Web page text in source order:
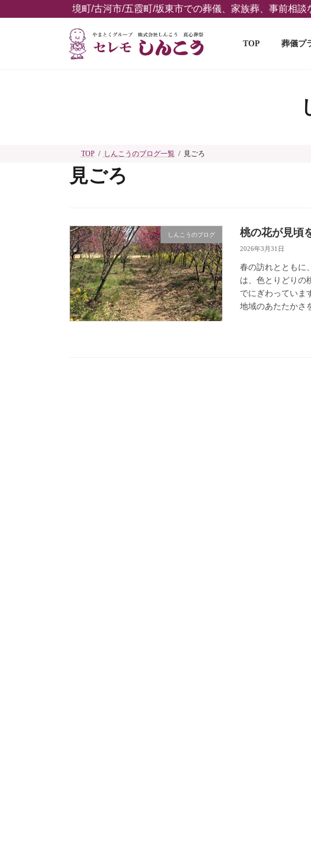
ン
ビ
境町/古河市/五霞町/坂東市での葬儀、家族葬、事前相談
TOP 葬儀プ
TOP しんこうのブログ一覧 見ごろ
見ごろ
しんこうのブログ 桃の花が見頃
2026年3月31日
春の訪れとともに
は、色とりどりの
でにぎわっていま
地域のあたたか